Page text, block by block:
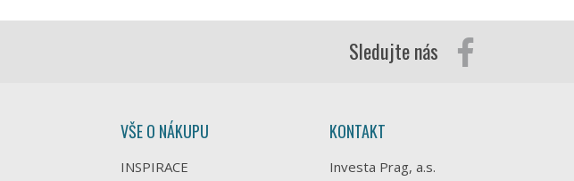
Sledujte nás
VŠE O NÁKUPU
INSPIRACE
KONTAKT
Investa Prag, a.s.